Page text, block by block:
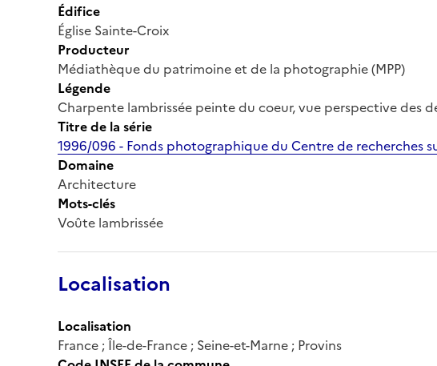
Édifice
Église Sainte-Croix
Producteur
Médiathèque du patrimoine et de la photographie (MPP)
Légende
Charpente lambrissée peinte du coeur, vue perspective des
Titre de la série
1996/096 - Fonds photographique du Centre de recherches
Domaine
Architecture
Mots-clés
Voûte lambrissée
Localisation
Localisation
France ; Île-de-France ; Seine-et-Marne ; Provins